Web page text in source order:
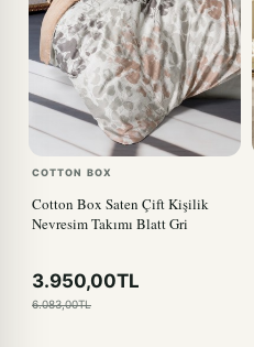
COTTON BOX
Cotton Box Saten Çift Kişilik
Nevresim Takımı Blatt Gri
3.950,00TL
6.083,00TL